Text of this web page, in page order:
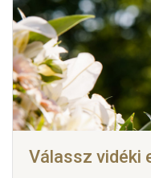
Válassz vidéki